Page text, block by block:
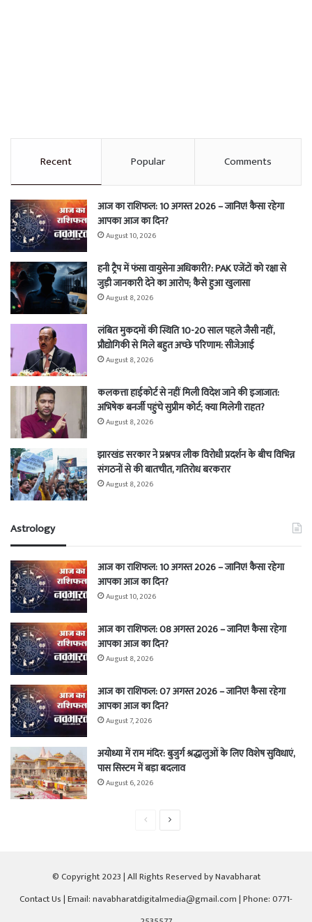
Recent Popular Comments
आज का राशिफल: 10 अगस्त 2026 – जानिए! कैसा रहेगा
आपका आज का दिन?
August 10, 2026
हनी ट्रैप में फंसा वायुसेना अधिकारी?: PAK एजेंटों को रक्षा से
जुड़ी जानकारी देने का आरोप; कैसे हुआ खुलासा
August 8, 2026
लंबित मुकदमों की स्थिति 10-20 साल पहले जैसी नहीं,
प्रौद्योगिकी से मिले बहुत अच्छे परिणाम: सीजेआई
August 8, 2026
कलकत्ता हाईकोर्ट से नहीं मिली विदेश जाने की इजाजात:
अभिषेक बनर्जी पहुंचे सुप्रीम कोर्ट; क्या मिलेगी राहत?
August 8, 2026
झारखंड सरकार ने प्रश्नपत्र लीक विरोधी प्रदर्शन के बीच विभिन्न
संगठनों से की बातचीत, गतिरोध बरकरार
August 8, 2026
Astrology
आज का राशिफल: 10 अगस्त 2026 – जानिए! कैसा रहेगा
आपका आज का दिन?
August 10, 2026
आज का राशिफल: 08 अगस्त 2026 – जानिए! कैसा रहेगा
आपका आज का दिन?
August 8, 2026
आज का राशिफल: 07 अगस्त 2026 – जानिए! कैसा रहेगा
आपका आज का दिन?
August 7, 2026
अयोध्या में राम मंदिर: बुजुर्ग श्रद्धालुओं के लिए विशेष सुविधाएं,
पास सिस्टम में बड़ा बदलाव
August 6, 2026
PreviousNext
© Copyright 2023 | All Rights Reserved by Navabharat
Contact Us| Email: navabharatdigitalmedia@gmail.com | Phone: 0771-